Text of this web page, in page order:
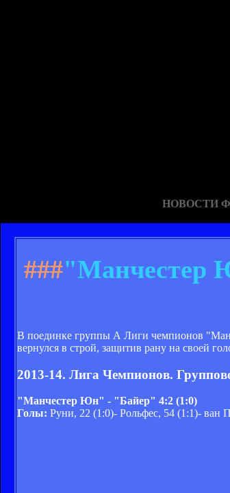
НОВОСТИ
###"Манчестер
В поединке группы А Лиги чемпионов
вернулся в строй, защитив рану на своей
2013-14. Лига Чемпионов.
"Манчестер Юн" - "Байер" 4:2 (1:0)
Голы: Руни, 22 (1:0)- Рольфес, 54 (1:1)- ван